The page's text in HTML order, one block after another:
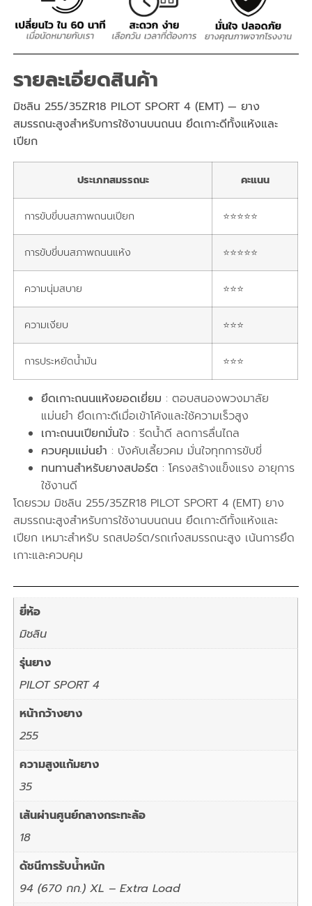
รายละเอียดสินค้า
มิชลิน 255/35ZR18 PILOT SPORT 4 (EMT) — ยาง
สมรรถนะสูงสำหรับการใช้งานบนถนน ยึดเกาะดีทั้งแห้งและ
เปียก
ประเภทสมรรถนะ คะแนน
การขับขี่บนสภาพถนนเปียก ⭐⭐⭐⭐⭐
การขับขี่บนสภาพถนนแห้ง ⭐⭐⭐⭐⭐
ความนุ่มสบาย ⭐⭐⭐
ความเงียบ ⭐⭐⭐
การประหยัดน้ำมัน ⭐⭐⭐
ยึดเกาะถนนแห้งยอดเยี่ยม : ตอบสนองพวงมาลัย
แม่นยำ ยึดเกาะดีเมื่อเข้าโค้งและใช้ความเร็วสูง
เกาะถนนเปียกมั่นใจ : รีดน้ำดี ลดการลื่นไถล
ควบคุมแม่นยำ : บังคับเลี้ยวคม มั่นใจทุกการขับขี่
ทนทานสำหรับยางสปอร์ต : โครงสร้างแข็งแรง อายุการ
ใช้งานดี
โดยรวม มิชลิน 255/35ZR18 PILOT SPORT 4 (EMT) ยาง
สมรรถนะสูงสำหรับการใช้งานบนถนน ยึดเกาะดีทั้งแห้งและ
เปียก เหมาะสำหรับ รถสปอร์ต/รถเก๋งสมรรถนะสูง เน้นการยึด
เกาะและควบคุม
ยี่ห้อ
มิชลิน
รุ่นยาง
PILOT SPORT 4
หน้ากว้างยาง
255
ความสูงแก้มยาง
35
เส้นผ่านศูนย์กลางกระทะล้อ
18
ดัชนีการรับน้ำหนัก
94 (670 กก.) XL – Extra Load